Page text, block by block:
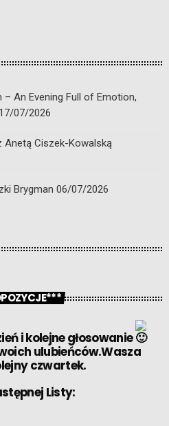
– An Evening Full of Emotion,
17/07/2026
Anetą Ciszek-Kowalską
Brygman 06/07/2026
i kolejne głosowanie
ulubieńców.Wasza
czwartek.
Listy: